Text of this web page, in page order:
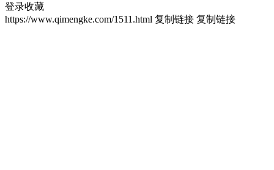
登录收藏
https://www.qimengke.com/1511.html 复制链接 复制链接